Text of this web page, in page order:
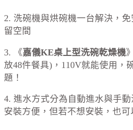
2. 洗碗機與烘碗機一台解決，
留空間
3. 《嘉儀KE桌上型洗碗乾燥機
放48件餐具)，110V就能使用，
題！
4. 進水方式分為自動進水與手
安裝方便，但若不想安裝，也可